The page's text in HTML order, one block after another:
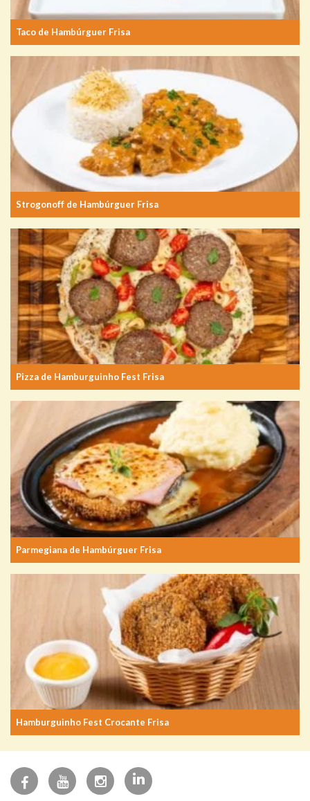
Taco de Hambúrguer Frisa
Strogonoff de Hambúrguer Frisa
Pizza de Hamburguinho Fest Frisa
Parmegiana de Hambúrguer Frisa
Hamburguinho Fest Crocante Frisa